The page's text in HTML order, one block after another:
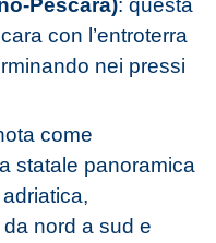
Pescara): questa
con l’entroterra
nei pressi
come
statale panoramica
nord a sud e